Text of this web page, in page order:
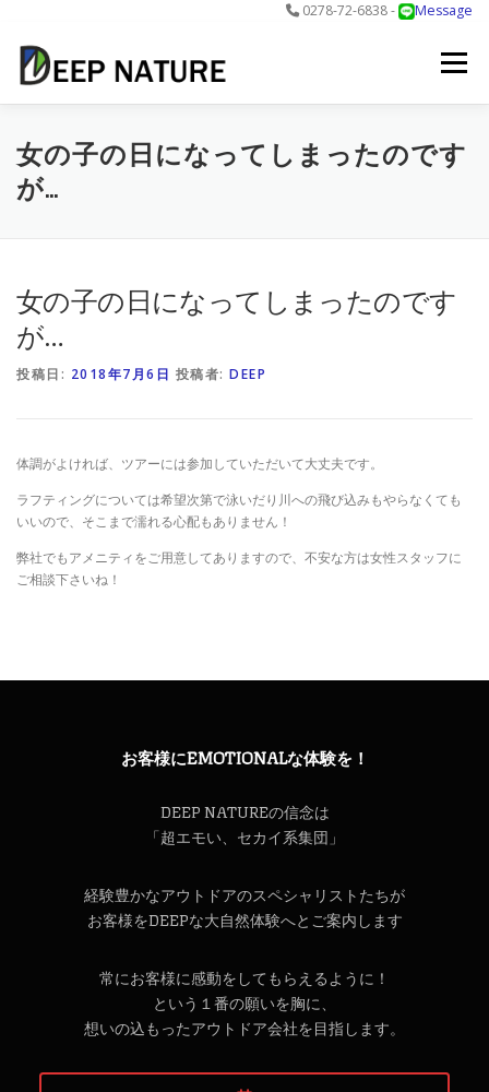
0278-72-6838 -
Message
メニュー
アクティビティ 料金 DNについて 最新情報
女の子の日になってしまったのです
が…
女の子の日になってしまったのです
が…
投稿日: 2018年7月6日 投稿者: DEEP
体調がよければ、ツアーには参加していただいて大丈夫です。
ラフティングについては希望次第で泳いだり川への飛び込みもやらなくても
いいので、そこまで濡れる心配もありません！
弊社でもアメニティをご用意してありますので、不安な方は女性スタッフに
ご相談下さいね！
お客様にEMOTIONALな体験を！
DEEP NATUREの信念は
「超エモい、セカイ系集団」
経験豊かなアウトドアのスペシャリストたちが
お客様をDEEPな大自然体験へとご案内します
常にお客様に感動をしてもらえるように！
という１番の願いを胸に、
想いの込もったアウトドア会社を目指します。